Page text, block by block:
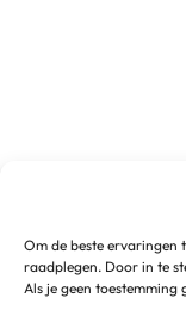
Om de beste ervaringen
raadplegen. Door in te
Als je geen